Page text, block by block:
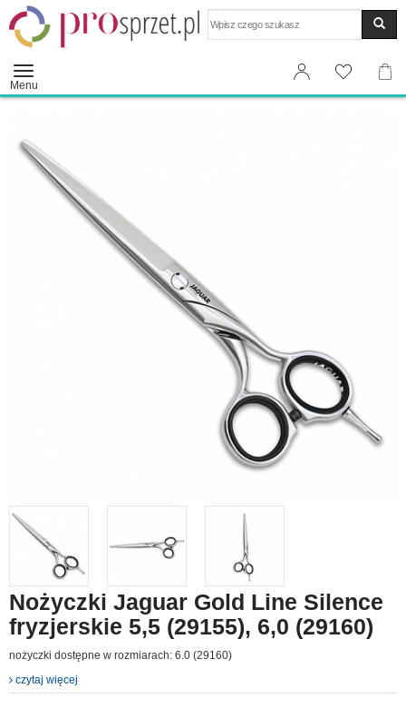
Menu
Nożyczki Jaguar Gold Line Silence
fryzjerskie 5,5 (29155), 6,0 (29160)
nożyczki dostępne w rozmiarach: 6.0 (29160)
czytaj więcej